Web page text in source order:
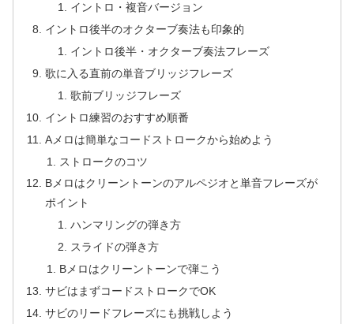
イントロ・複音バージョン
イントロ後半のオクターブ奏法も印象的
イントロ後半・オクターブ奏法フレーズ
歌に入る直前の単音ブリッジフレーズ
歌前ブリッジフレーズ
イントロ練習のおすすめ順番
Aメロは簡単なコードストロークから始めよう
ストロークのコツ
Bメロはクリーントーンのアルペジオと単音フレーズが
ポイント
ハンマリングの弾き方
スライドの弾き方
Bメロはクリーントーンで弾こう
サビはまずコードストロークでOK
サビのリードフレーズにも挑戦しよう